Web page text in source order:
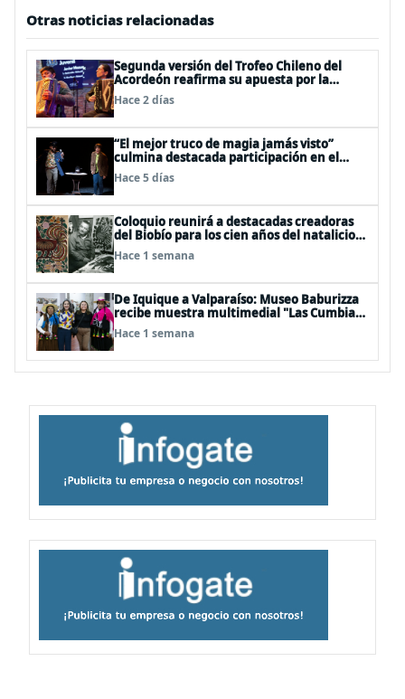
Otras noticias relacionadas
Segunda versión del Trofeo Chileno del
Acordeón reafirma su apuesta por la
profesionalización del instrumento en
Chile
Hace 2 días
“El mejor truco de magia jamás visto”
culmina destacada participación en el
Festival Off Avignon 2026
Hace 5 días
Coloquio reunirá a destacadas creadoras
del Biobío para los cien años del natalicio
del artista textil y artesano tomecino
Héctor Herrera “El Pajarero”
Hace 1 semana
De Iquique a Valparaíso: Museo Baburizza
recibe muestra multimedial "Las Cumbias
que escuchamos allá arriba"
Hace 1 semana